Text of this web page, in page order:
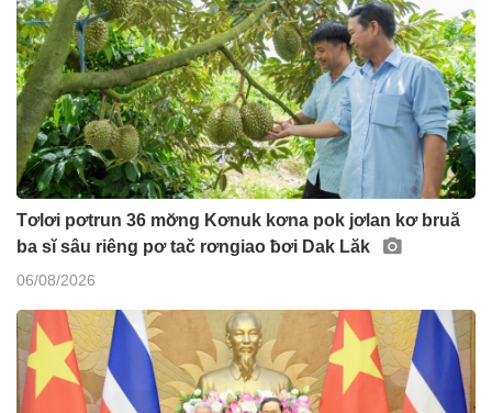
Tơlơi pơtrun 36 mơ̆ng Kơnuk kơna pok jơlan kơ bruă
ba sĭ sâu riêng pơ tač rơngiao ƀơi Dak Lăk
06/08/2026